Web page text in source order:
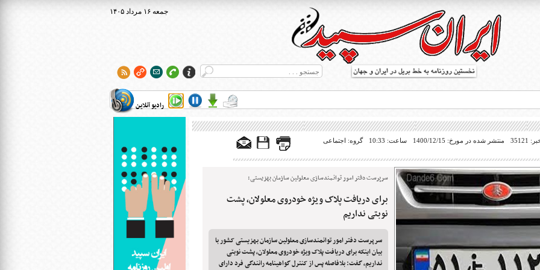
۱۴۰۵ جمعه ۱۶ مرداد
رادیو آنلاین
بریل در جهان
منتشر شده در مورخ: 1400/12/15 ساعت: 10:33 گروه: اجتماعی
سرپرست دفتر امور توانمندسازی معلولین سازمان بهزیستی:
برای دریافت پلاک ویژه خودروی معلولان، پشت
نوبتی نداریم
سرپرست دفتر امور توانمندسازی معلولین سازمان بهزیستی کشور با
بیان اینکه برای دریافت پلاک ویژه خودروی معلولان، پشت نوبتی
نداریم، گفت: بلافاصله پس از کنترل گواهینامه رانندگی فرد دارای